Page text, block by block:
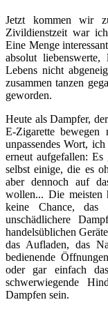
Jetzt kommen wir
Zivildienstzeit war
Eine Menge
absolut liebenswerte,
Lebens nicht
zusammen tanzen
geworden.
Heute als Dampfer,
E-Zigarette bewegen
unpassendes Wort,
erneut aufgefallen:
selbst einige, die es
aber dennoch auf
wollen... Die meisten
keine Chance, das
unschädlichere
handelsüblichen
das Aufladen, das
bedienende
oder gar einfach
schwerwiegende
Dampfen sein.